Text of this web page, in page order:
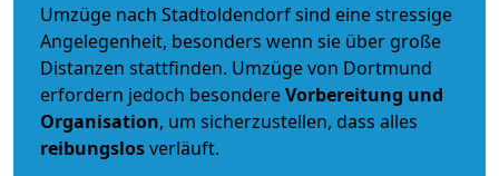
Umzüge nach Stadtoldendorf sind eine stressige
Angelegenheit, besonders wenn sie über große
Distanzen stattfinden. Umzüge von Dortmund
erfordern jedoch besondereVorbereitung und
Organisation, um sicherzustellen, dass alles
reibungslosverläuft.